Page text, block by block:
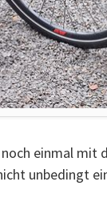
einmal mit
unbedingt